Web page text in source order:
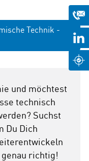
Technik -
und möchtest
technisch
Suchst
Du Dich
genau richtig!